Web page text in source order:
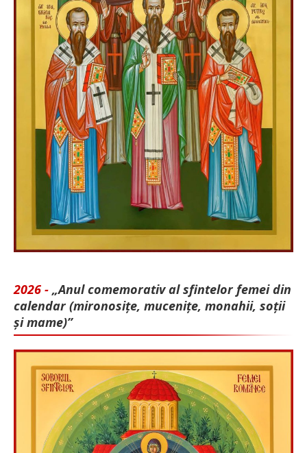
2026 - „Anul comemorativ al sfintelor femei din
calendar (mironosițe, mu­cenițe, monahii, soții
și mame)”